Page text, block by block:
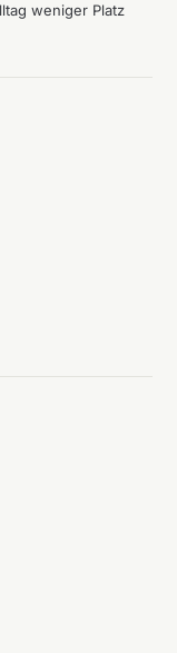
weniger Platz